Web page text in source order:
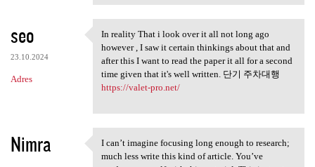
seo
23.10.2024
Adres
In reality That i look over
In reality That i look over it all not long ago
however , I saw it certain thinkings about that and
after this I want to read the paper it all for a second
time given that it's well written. 단기 주차대행
https://valet-pro.net/
Nimra
I can’t imagine focusing long
I can’t imagine focusing long enough to research;
much less write this kind of article. You’ve